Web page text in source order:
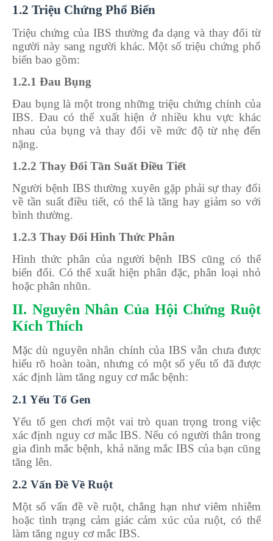
1.2 Triệu Chứng Phổ Biến
Triệu chứng của IBS thường đa dạng và thay đổi từ
người này sang người khác. Một số triệu chứng phổ
biến bao gồm:
1.2.1 Đau Bụng
Đau bụng là một trong những triệu chứng chính của
IBS. Đau có thể xuất hiện ở nhiều khu vực khác
nhau của bụng và thay đổi về mức độ từ nhẹ đến
nặng.
1.2.2 Thay Đổi Tần Suất Điều Tiết
Người bệnh IBS thường xuyên gặp phải sự thay đổi
về tần suất điều tiết, có thể là tăng hay giảm so với
bình thường.
1.2.3 Thay Đổi Hình Thức Phân
Hình thức phân của người bệnh IBS cũng có thể
biến đổi. Có thể xuất hiện phân đặc, phân loại nhỏ
hoặc phân nhũn.
II. Nguyên Nhân Của Hội Chứng Ruột
Kích Thích
Mặc dù nguyên nhân chính của IBS vẫn chưa được
hiểu rõ hoàn toàn, nhưng có một số yếu tố đã được
xác định làm tăng nguy cơ mắc bệnh:
2.1 Yếu Tố Gen
Yếu tố gen chơi một vai trò quan trọng trong việc
xác định nguy cơ mắc IBS. Nếu có người thân trong
gia đình mắc bệnh, khả năng mắc IBS của bạn cũng
tăng lên.
2.2 Vấn Đề Về Ruột
Một số vấn đề về ruột, chẳng hạn như viêm nhiễm
hoặc tình trạng cảm giác cảm xúc của ruột, có thể
làm tăng nguy cơ mắc IBS.